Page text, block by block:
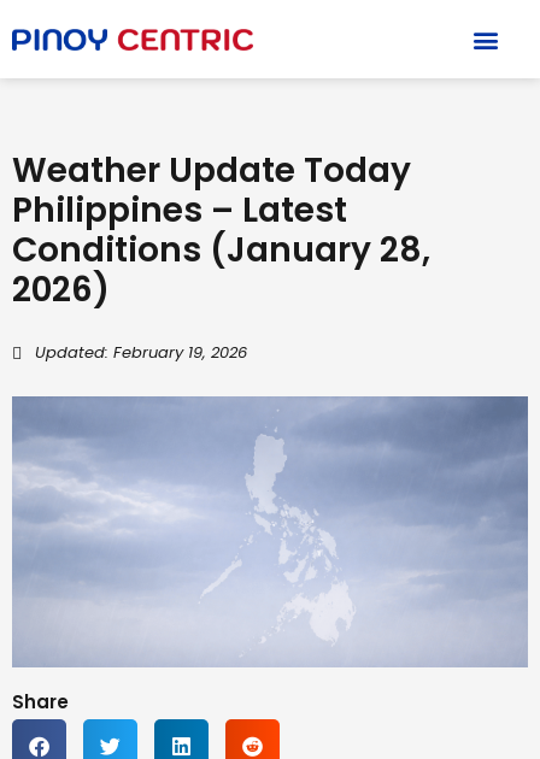
Weather Update Today
Philippines – Latest
Conditions (January 28,
2026)
Updated: February 19, 2026
Share